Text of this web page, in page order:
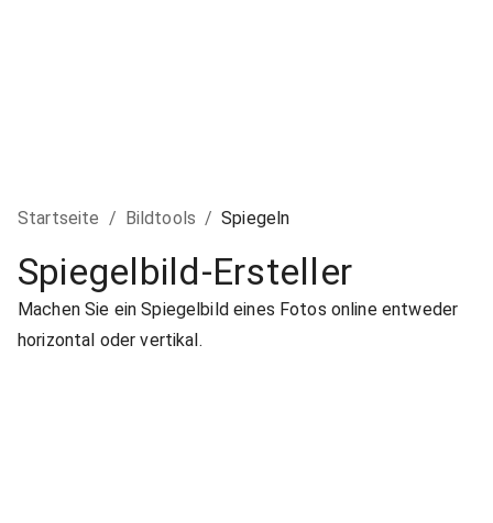
Startseite / Bildtools / Spiegeln
Spiegelbild-Ersteller
Machen Sie ein Spiegelbild eines Fotos online entweder
horizontal oder vertikal.